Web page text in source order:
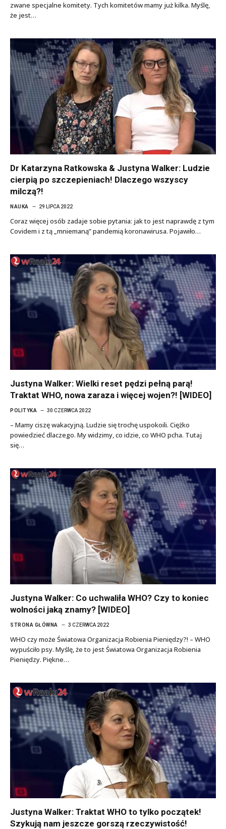
zwane specjalne komitety. Tych komitetów mamy już kilka. Myślę,
że jest…
Dr Katarzyna Ratkowska & Justyna Walker: Ludzie
cierpią po szczepieniach! Dlaczego wszyscy
milczą?!
NAUKA 29 LIPCA 2022
Coraz więcej osób zadaje sobie pytania: jak to jest naprawdę z tym
Covidem i z tą „mniemaną” pandemią koronawirusa. Pojawiło…
Justyna Walker: Wielki reset pędzi pełną parą!
Traktat WHO, nowa zaraza i więcej wojen?! [WIDEO]
POLITYKA 30 CZERWCA 2022
– Mamy ciszę wakacyjną. Ludzie się trochę uspokoili. Ciężko
powiedzieć dlaczego. My widzimy, co idzie, co WHO pcha. Tutaj
się…
Justyna Walker: Co uchwaliła WHO? Czy to koniec
wolności jaką znamy? [WIDEO]
STRONA GŁÓWNA 3 CZERWCA 2022
WHO czy może Światowa Organizacja Robienia Pieniędzy?! – WHO
wypuściło psy. Myślę, że to jest Światowa Organizacja Robienia
Pieniędzy. Piękne…
Justyna Walker: Traktat WHO to tylko początek!
Szykują nam jeszcze gorszą rzeczywistość!